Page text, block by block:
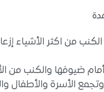
من اكثر الأشياء
ضيوفها والكنب من
الأسرة والأطفال